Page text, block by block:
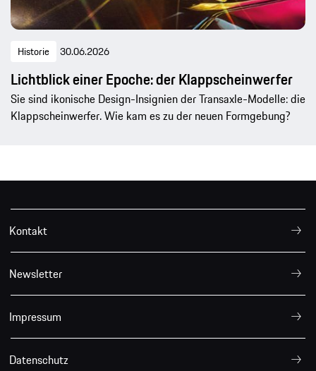
Historie 30.06.2026
Lichtblick einer Epoche: der Klappscheinwerfer
Sie sind ikonische Design-Insignien der Transaxle-Modelle: die
Klappscheinwerfer. Wie kam es zu der neuen Formgebung?
Kontakt
Newsletter
Impressum
Datenschutz